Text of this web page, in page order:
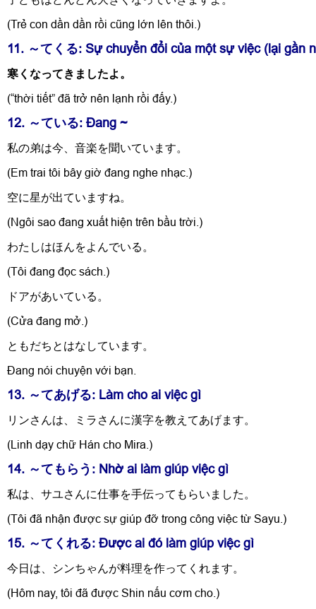
(Trẻ con dần dần rồi cũng lớn lên thôi.)
11. ～てくる: Sự chuyển đổi của một sự việc (lại gần
寒くなってきましたよ。
(“thời tiết” đã trở nên lạnh rồi đấy.)
12. ～ている: Đang ~
私の弟は今、音楽を聞いています。
(Em trai tôi bây giờ đang nghe nhạc.)
空に星が出ていますね。
(Ngôi sao đang xuất hiện trên bầu trời.)
わたしはほんをよんでいる。
(Tôi đang đọc sách.)
ドアがあいている。
(Cửa đang mở.)
ともだちとはなしています。
Đang nói chuyện với bạn.
13. ～てあげる: Làm cho ai việc gì
リンさんは、ミラさんに漢字を教えてあげます。
(Linh dạy chữ Hán cho Mira.)
14. ～てもらう: Nhờ ai làm giúp việc gì
私は、サユさんに仕事を手伝ってもらいました。
(Tôi đã nhận được sự giúp đỡ trong công việc từ Sayu.)
15. ～てくれる: Được ai đó làm giúp việc gì
今日は、シンちゃんが料理を作ってくれます。
(Hôm nay, tôi đã được Shin nấu cơm cho.)